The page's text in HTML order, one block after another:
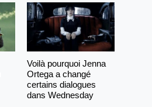
Voilà pourquoi Jenna
Ortega a changé
certains dialogues
dans Wednesday